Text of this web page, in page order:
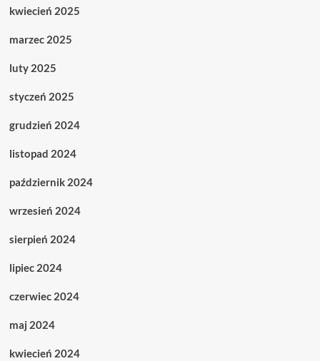
kwiecień 2025
marzec 2025
luty 2025
styczeń 2025
grudzień 2024
listopad 2024
październik 2024
wrzesień 2024
sierpień 2024
lipiec 2024
czerwiec 2024
maj 2024
kwiecień 2024